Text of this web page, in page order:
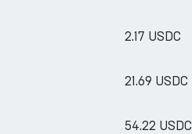
2.17 USDC
21.69 USDC
54.22 USDC